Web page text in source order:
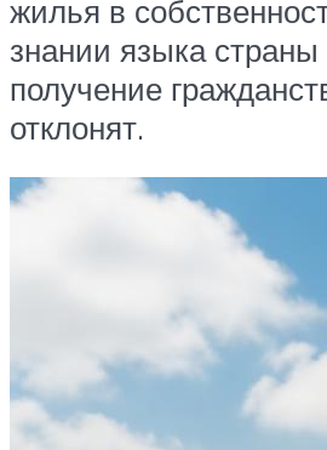
жилья в
знании языка
получение
отклонят.